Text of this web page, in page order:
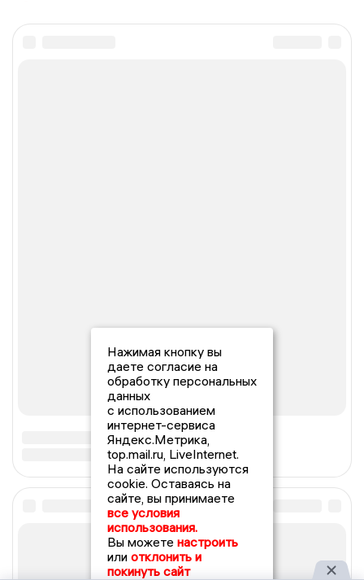
Нажимая кнопку вы
даете согласие на
обработку персональных
данных
с использованием
интернет-сервиса
Яндекс.Метрика,
top.mail.ru, LiveInternet.
На сайте используются
cookie. Оставаясь на
сайте, вы принимаете
все условия
использования.
Вы можете настроить
или отклонить и
покинуть сайт